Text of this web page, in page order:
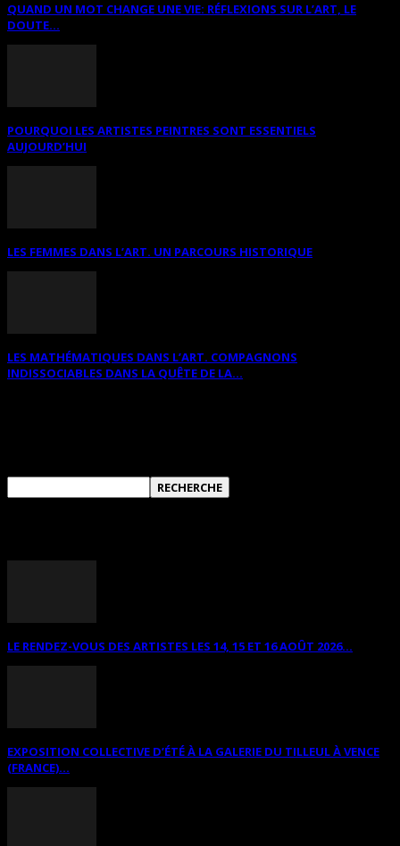
QUAND UN MOT CHANGE UNE VIE: RÉFLEXIONS SUR L’ART, LE
DOUTE...
POURQUOI LES ARTISTES PEINTRES SONT ESSENTIELS
AUJOURD’HUI
LES FEMMES DANS L’ART. UN PARCOURS HISTORIQUE
LES MATHÉMATIQUES DANS L’ART. COMPAGNONS
INDISSOCIABLES DANS LA QUÊTE DE LA...
LE RENDEZ-VOUS DES ARTISTES LES 14, 15 ET 16 AOÛT 2026...
EXPOSITION COLLECTIVE D’ÉTÉ À LA GALERIE DU TILLEUL À VENCE
(FRANCE)...